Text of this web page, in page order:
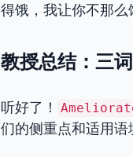
得饿，我让你不那么
教授总结：三
听好了！
们的侧重点和适用语